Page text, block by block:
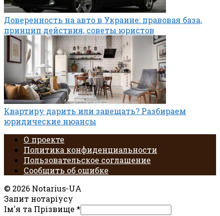
Доверенность на авто в Украине: правовая база,
принцип действия, советы юристов
Квартиру дарить или завещать? Разбираем
юридические нюансы
О проекте
Политика конфиденциальности
Пользовательское соглашение
Сообщить об ошибке
© 2026 Notarius-UA
Запит нотаріусу
Ім'я та Прізвище *